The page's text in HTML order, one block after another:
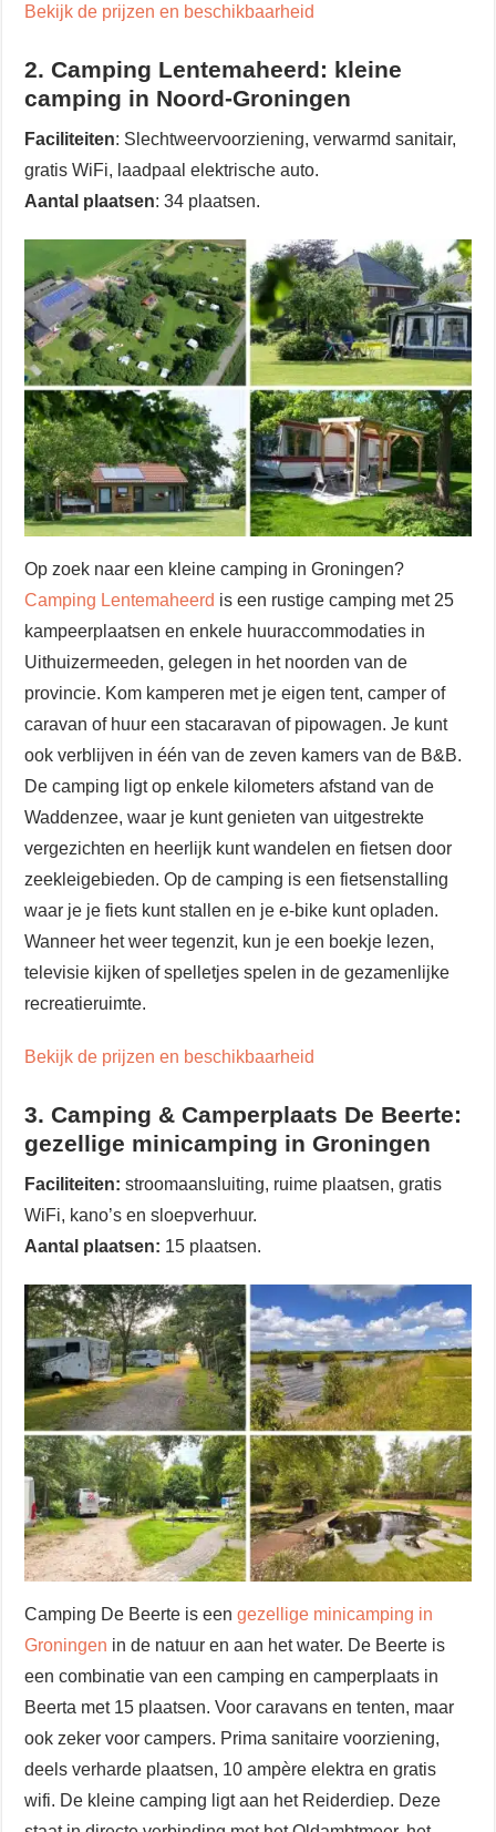
Bekijk de prijzen en beschikbaarheid
2. Camping Lentemaheerd: kleine
camping in Noord-Groningen
Faciliteiten: Slechtweervoorziening, verwarmd sanitair,
gratis WiFi, laadpaal elektrische auto.
Aantal plaatsen: 34 plaatsen.
Op zoek naar een kleine camping in Groningen?
Camping Lentemaheerd is een rustige camping met 25
kampeerplaatsen en enkele huuraccommodaties in
Uithuizermeeden, gelegen in het noorden van de
provincie. Kom kamperen met je eigen tent, camper of
caravan of huur een stacaravan of pipowagen. Je kunt
ook verblijven in één van de zeven kamers van de B&B.
De camping ligt op enkele kilometers afstand van de
Waddenzee, waar je kunt genieten van uitgestrekte
vergezichten en heerlijk kunt wandelen en fietsen door
zeekleigebieden. Op de camping is een fietsenstalling
waar je je fiets kunt stallen en je e-bike kunt opladen.
Wanneer het weer tegenzit, kun je een boekje lezen,
televisie kijken of spelletjes spelen in de gezamenlijke
recreatieruimte.
Bekijk de prijzen en beschikbaarheid
3. Camping & Camperplaats De Beerte:
gezellige minicamping in Groningen
Faciliteiten: stroomaansluiting, ruime plaatsen, gratis
WiFi, kano’s en sloepverhuur.
Aantal plaatsen: 15 plaatsen.
Camping De Beerte is eengezellige minicamping in
Groningen in de natuur en aan het water. De Beerte is
een combinatie van een camping en camperplaats in
Beerta met 15 plaatsen. Voor caravans en tenten, maar
ook zeker voor campers. Prima sanitaire voorziening,
deels verharde plaatsen, 10 ampère elektra en gratis
wifi. De kleine camping ligt aan het Reiderdiep. Deze